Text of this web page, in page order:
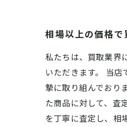
相場以上の価格で
私たちは、買取業界
いただきます。 当
摯に取り組んでおり
た商品に対して、査
を丁寧に査定し、相